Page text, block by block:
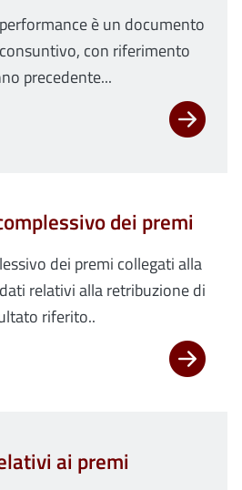
è un documento
con riferimento
precedente...
dei premi
dei premi collegati alla
relativi alla retribuzione di
riferito..
ai premi